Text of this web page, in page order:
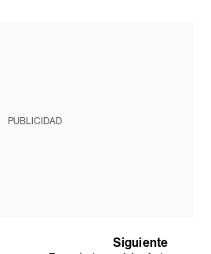
PUBLICIDAD
Siguiente